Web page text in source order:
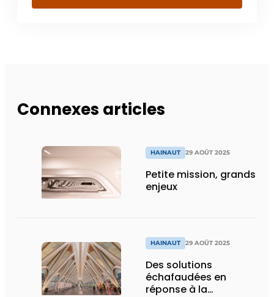
Connexes articles
HAINAUT 29 AOÛT 2025
Petite mission, grands
enjeux
HAINAUT 29 AOÛT 2025
Des solutions
échafaudées en
réponse à la